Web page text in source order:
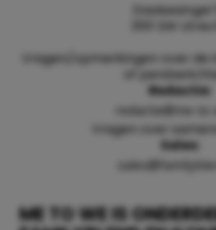
ME TO WE IS
Daalsesingel
3511 SW
Vragen/opmerkingen over de
of
Redactie:
redactie@me-to-
Vragen over
Sales: